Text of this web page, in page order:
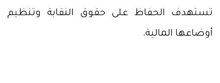
تستهدف الحفاظ على حقوق النقابة وتنظيم
أوضاعها المالية.